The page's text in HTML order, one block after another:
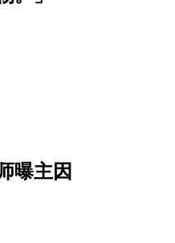
曝主因